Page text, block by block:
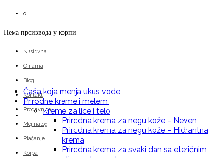
0
Нема производа у корпи.
Naslovna
O nama
Blog
Kontakt
Prodavnica
Moj nalog
Plaćanje
Korpa
Priroda i Zdravlje.com
Čaša koja menja ukus vode
Čaša koja menja ukus vode
Prirodne kreme i melemi
Kreme za lice i telo
Prirodna krema za negu kože – Neven
Prirodna krema za negu kože – Hidrantna
krema
Prirodna krema za svaki dan sa eteričnim